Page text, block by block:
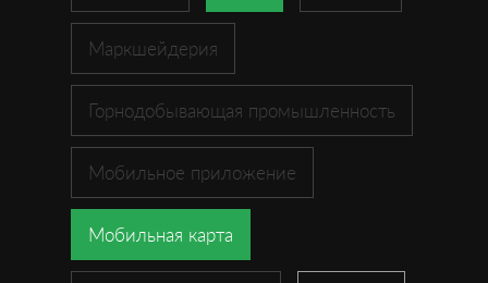
Маркшейдерия
Горнодобывающая промышленность
Мобильное приложение
Мобильная карта